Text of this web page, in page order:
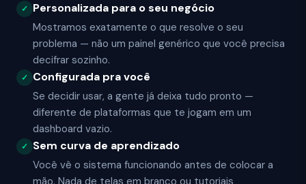
✓ Personalizada para o seu negócio
Mostramos exatamente o que resolve o seu
problema — não um painel genérico que você precisa
decifrar sozinho.
✓ Configurada pra você
Se decidir usar, a gente já deixa tudo pronto —
diferente de plataformas que te jogam em um
dashboard vazio.
✓ Sem curva de aprendizado
Você vê o sistema funcionando antes de colocar a
mão. Nada de telas em branco ou tutoriais